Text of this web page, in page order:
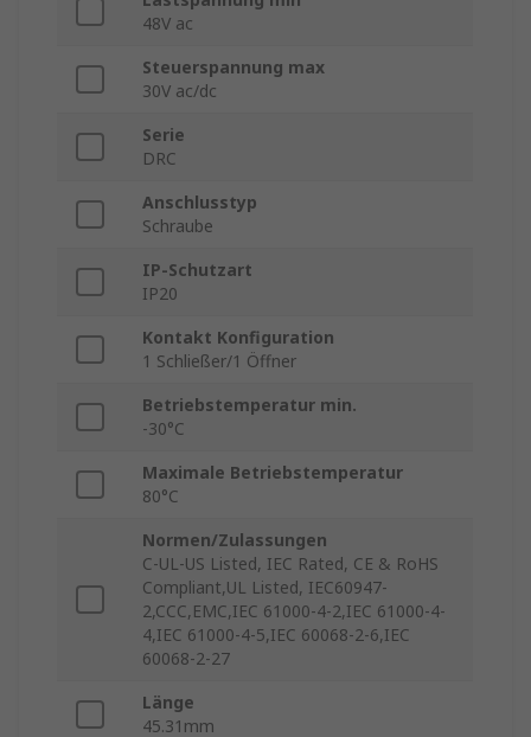
48V ac
Steuerspannung max
30V ac/dc
Serie
DRC
Anschlusstyp
Schraube
IP-Schutzart
IP20
Kontakt Konfiguration
1 Schließer/1 Öffner
Betriebstemperatur min.
-30°C
Maximale Betriebstemperatur
80°C
Normen/Zulassungen
C-UL-US Listed, IEC Rated, CE & RoHS
Compliant,UL Listed, IEC60947-
2,CCC,EMC,IEC 61000-4-2,IEC 61000-4-
4,IEC 61000-4-5,IEC 60068-2-6,IEC
60068-2-27
Länge
45.31mm